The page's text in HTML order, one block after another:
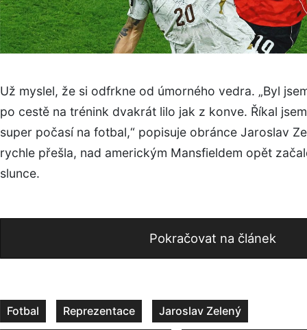
Už myslel, že si odfrkne od úmorného vedra. „Byl
po cestě na trénink dvakrát lilo jak z konve. Říkal
super počasí na fotbal,“ popisuje obránce Jaroslav
rychle přešla, nad americkým Mansfieldem opět
slunce.
Pokračovat na článek
Fotbal Reprezentace Jaroslav Zelený